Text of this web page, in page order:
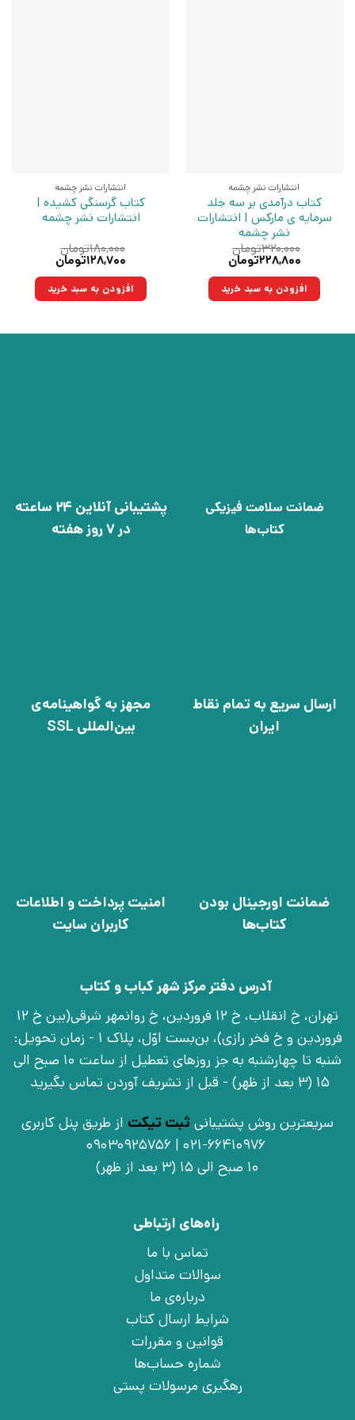
انتشارات نشر چشمه
کتاب درآمدی بر سه جلد
سرمایه ی مارکس | انتشارات
نشر چشمه
۳۲۰,۰۰۰تومان
قیمت
۳۲۰,۰۰۰تومان
بود.
۲۲۸,۸۰۰تومان
۲۲۸,۸۰۰تومان.افزودن به سبد خرید
انتشارات نشر چشمه
کتاب گرسنگی کشیده |
انتشارات نشر چشمه
۱۸۰,۰۰۰تومان
قیمت
۱۸۰,۰۰۰تومان
بود.
۱۲۸,۷۰۰تومان
۱۲۸,۷۰۰تومان.افزودن به سبد خرید
ضمانت سلامت فیزیکی
کتاب‌ها
پشتیبانی آنلاین 24 ساعته
در 7 روز هفته
ارسال سریع به تمام نقاط
ایران
مجهز به گواهینامه‌ی
بین‌المللی SSL
ضمانت اورجینال بودن
کتاب‌ها
امنیت پرداخت و اطلاعات
کاربران سایت
آدرس دفتر مرکز شهر کباب و کتاب
تهران، خ انقلاب، خ 12 فروردین، خ روانمهر شرقی(بین خ 12
فروردین و خ فخر رازی)، بن‌بست اوّل، پلاک 1 - زمان تحویل:
شنبه تا چهارشنبه به جز روزهای تعطیل از ساعت 10 صبح الی
15 (3 بعد از ظهر) - قبل از تشریف آوردن تماس بگیرید
سریعترین روش پشتیبانی ثبت تیکت از طریق پنل کاربری
021-66410976 | 09030925756
10 صبح الی 15 (3 بعد از ظهر)
راه‌های ارتباطی
تماس با ما
سوالات متداول
درباره‌ی ما
شرایط ارسال کتاب
قوانین و مقررات
شماره حساب‌ها
رهگیری مرسولات پستی